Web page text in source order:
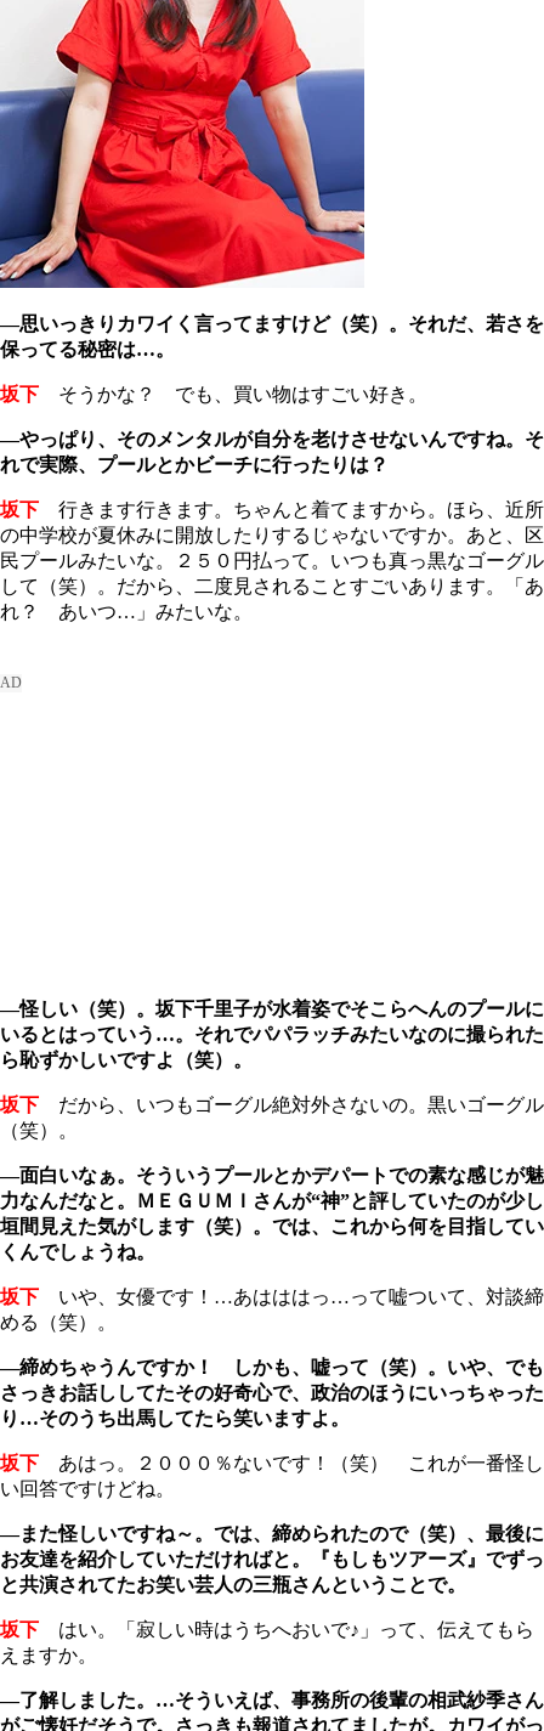
―思いっきりカワイく言ってますけど（笑）。それだ、若さを
保ってる秘密は…。
坂下 そうかな？ でも、買い物はすごい好き。
―やっぱり、そのメンタルが自分を老けさせないんですね。そ
れで実際、プールとかビーチに行ったりは？
坂下 行きます行きます。ちゃんと着てますから。ほら、近所
の中学校が夏休みに開放したりするじゃないですか。あと、区
民プールみたいな。２５０円払って。いつも真っ黒なゴーグル
して（笑）。だから、二度見されることすごいあります。「あ
れ？ あいつ…」みたいな。
―怪しい（笑）。坂下千里子が水着姿でそこらへんのプールに
いるとはっていう…。それでパパラッチみたいなのに撮られた
ら恥ずかしいですよ（笑）。
坂下 だから、いつもゴーグル絶対外さないの。黒いゴーグル
（笑）。
―面白いなぁ。そういうプールとかデパートでの素な感じが魅
力なんだなと。ＭＥＧＵＭＩさんが“神”と評していたのが少し
垣間見えた気がします（笑）。では、これから何を目指してい
くんでしょうね。
坂下 いや、女優です！…あはははっ…って嘘ついて、対談締
める（笑）。
―締めちゃうんですか！ しかも、嘘って（笑）。いや、でも
さっきお話ししてたその好奇心で、政治のほうにいっちゃった
り…そのうち出馬してたら笑いますよ。
坂下 あはっ。２０００％ないです！（笑） これが一番怪し
い回答ですけどね。
―また怪しいですね～。では、締められたので（笑）、最後に
お友達を紹介していただければと。『もしもツアーズ』でずっ
と共演されてたお笑い芸人の三瓶さんということで。
坂下 はい。「寂しい時はうちへおいで♪」って、伝えてもら
えますか。
―了解しました。…そういえば、事務所の後輩の相武紗季さん
がご懐妊だそうで。さっきも報道されてましたが。カワイがっ